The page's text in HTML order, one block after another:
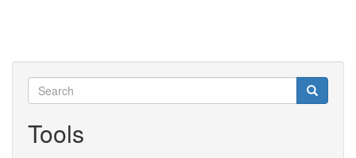
Search
Search Search
Tools